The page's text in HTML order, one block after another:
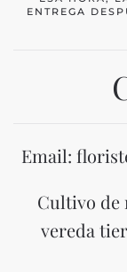
ENTREGA
Email:
Cultivo de
vereda